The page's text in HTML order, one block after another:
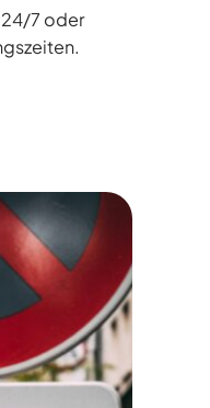
24/7 oder